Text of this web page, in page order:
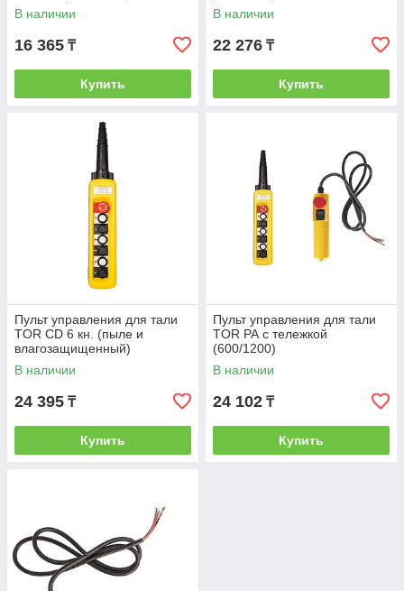
В наличии
16 365 ₸
Купить
В наличии
22 276 ₸
Купить
Пульт управления для тали
TOR CD 6 кн. (пыле и
влагозащищенный)
В наличии
24 395 ₸
Купить
Пульт управления для тали
TOR РА с тележкой
(600/1200)
В наличии
24 102 ₸
Купить